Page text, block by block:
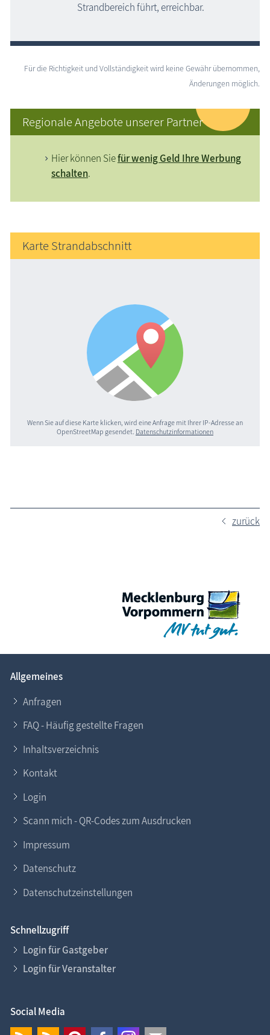
Strandbereich führt, erreichbar.
Für die Richtigkeit und Vollständigkeit wird keine Gewähr übernommen,
Änderungen möglich.
Regionale Angebote unserer Partner
Hier können Siefür wenig Geld Ihre Werbung
schalten.
Karte Strandabschnitt
Wenn Sie auf diese Karte klicken, wird eine Anfrage mit Ihrer IP-Adresse an
OpenStreetMap gesendet. Datenschutzinformationen
zurück
Allgemeines
Anfragen
FAQ - Häufig gestellte Fragen
Inhaltsverzeichnis
Kontakt
Login
Scann mich - QR-Codes zum Ausdrucken
Impressum
Datenschutz
Datenschutzeinstellungen
Schnellzugriff
Login für Gastgeber
Login für Veranstalter
Social Media